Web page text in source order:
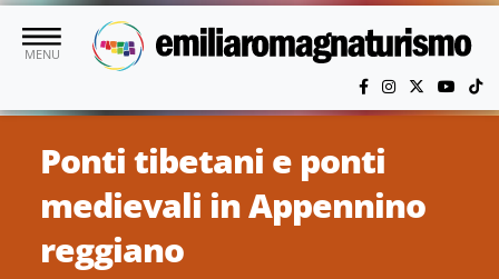
Vai al contenuto principale
MENU
Ponti tibetani e ponti
medievali in Appennino
reggiano